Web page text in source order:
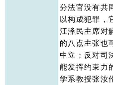
分法官没有共
以构成犯罪，
江泽民主席对
的八点主张也
中立；反对司
能发挥约束力
学系教授张汝